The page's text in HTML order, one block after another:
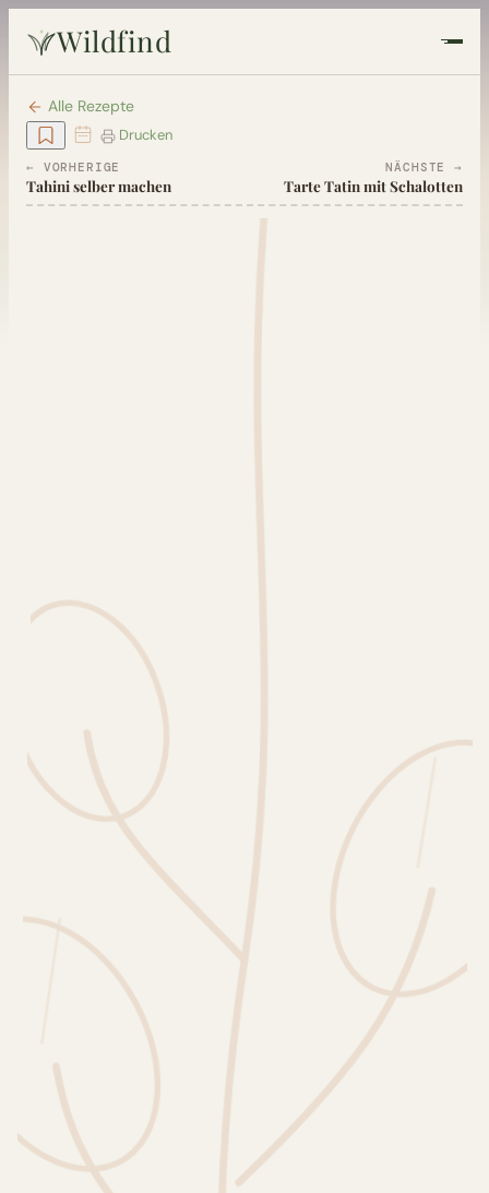
Wildfind
Startseite
Pflanzen
Blüten-Finder
Phänologie-Radar
Vogelstimmen
Gartenplaner
Düngeberater
Challenges
Wusstest du?
Sammlungen
Selber machen
Glossar
Alle Rezepte
Drucken
← VORHERIGE
Tahini selber machen
NÄCHSTE →
Tarte Tatin mit Schalotten